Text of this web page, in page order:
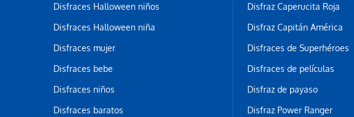
Disfraces Halloween niños
Disfraces Halloween niña
Disfraces mujer
Disfraces bebe
Disfraces niños
Disfraces baratos
Disfraz Caperucita Roja
Disfraz Capitán América
Disfraces de Superhéroes
Disfraces de películas
Disfraz de payaso
Disfraz Power Ranger